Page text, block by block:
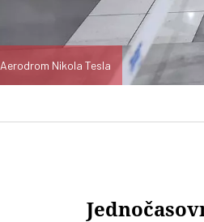
Aerodrom Nikola Tesla